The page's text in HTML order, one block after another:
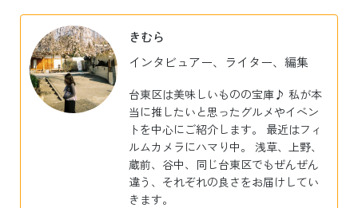
きむら
インタビュアー、ライター、編集
台東区は美味しいものの宝庫♪ 私が本
当に推したいと思ったグルメやイベン
トを中心にご紹介します。 最近はフィ
ルムカメラにハマり中。 浅草、上野、
蔵前、谷中、同じ台東区でもぜんぜん
違う、それぞれの良さをお届けしてい
きます。